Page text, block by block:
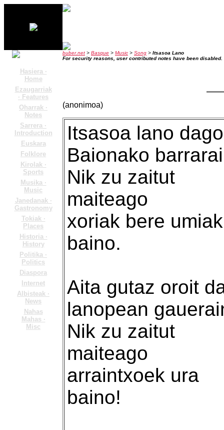
Hasiera ·
Home
Ezaugarriak
· Features
Oharrak ·
Notes
Sarrera ·
Introduction
Euskara
Folklore
Kirolak ·
Sports
Musika ·
Music
Janedanak ·
Gastronomy
Tokiak ·
Places
Historia ·
History
Politika ·
Politics
Diaspora
Internet
Albisteak ·
News
Nahas
Mahas ·
Misc
buber.net > Basque > Music > Song > Itsasoa Lano
For security reasons, user contributed notes have been disabled.
(anonimoa)
Itsasoa lano dago
Baionako
Nik zu zaitut
maiteago
xoriak bere umiak
baino.
Aita gutaz oroit
lanopean
Nik zu zaitut
maiteago
arraintxoek ura
baino!